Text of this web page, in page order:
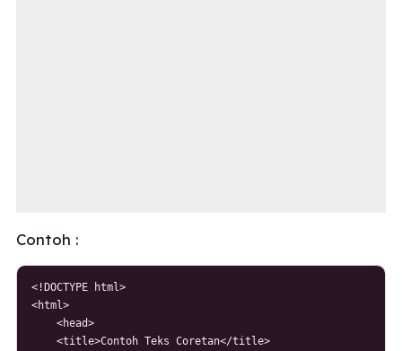
Contoh :
<!DOCTYPE html>
<html>
    <head>
    <title>Contoh Teks Coretan</title>